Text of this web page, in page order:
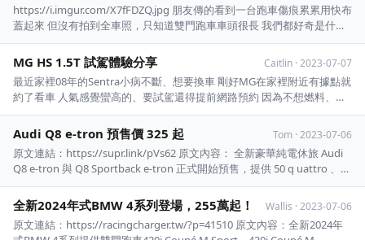
https://i.imgur.com/X7fFDZQ.jpg 朋友傳的看到一台跑車傷痕累累用快布
蓋起來 但沒有拍到全車照，只知道雙門跑車車頭很長 我們都好奇是什麼
車，所以想來問問神人光看這車頭看得出是什麼車嗎? - ...
MG HS 1.5T 試駕體驗分享 Caitlin · 2023-07-07
最近家裡08年的Sentra小病不斷、想要換車 剛好MG在家裡附近有據點就
約了看車 人氣感覺蠻高的、要試駕還得提前網路預約 因為不想燃料、牌
照稅雙漲，所以約1.5T版試駕 說說這輛車給我的感受 優點: 1. 輔助系統給
足:ACC、車道置中、環景等等都有給 甚至打方向燈還會有盲點影像顯示
在螢幕上 2 ...
Audi Q8 e-tron 預售價 325 起 Tom · 2023-07-06
原文連結：https://supr.link/pVs62 原文內容： 全新豪華純電休旅 Audi
Q8 e-tron 與 Q8 Sportback e-tron 正式開始預售，提供 50 q uattro 、55
quattro 雙動力選擇，預售價 325 萬 ~ 395 萬。電池模組採用全新堆疊技
術， ...
全新2024年式BMW 4系列登場，255萬起！ Wallis · 2023-07-06
原文連結：https://racingcharger.tw/?p=41510 原文內容：全新2024年